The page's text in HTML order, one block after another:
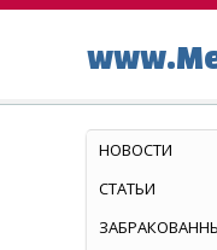
НОВОСТИ
СТАТЬИ